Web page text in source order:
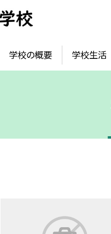
学校の概要 学校生活